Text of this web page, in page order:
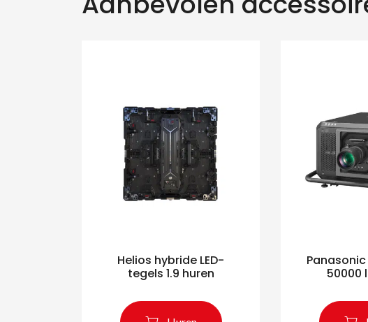
Helios hybride LED-
tegels 1.9 huren
50000